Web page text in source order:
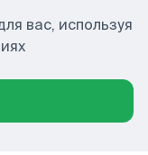
вас, используя